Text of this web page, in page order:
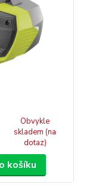
Obvykle
skladem (na
dotaz)
košíku